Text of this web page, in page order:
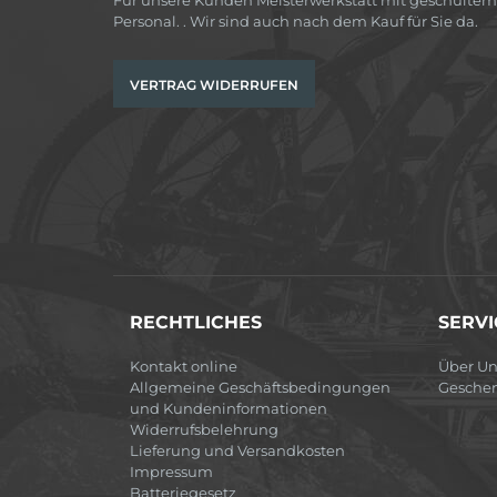
Personal. . Wir sind auch nach dem Kauf für Sie da.
VERTRAG WIDERRUFEN
RECHTLICHES
Kontakt online
Allgemeine Geschäftsbedingungen
und Kundeninformationen
Widerrufsbelehrung
Lieferung und Versandkosten
Impressum
Batteriegesetz
Über